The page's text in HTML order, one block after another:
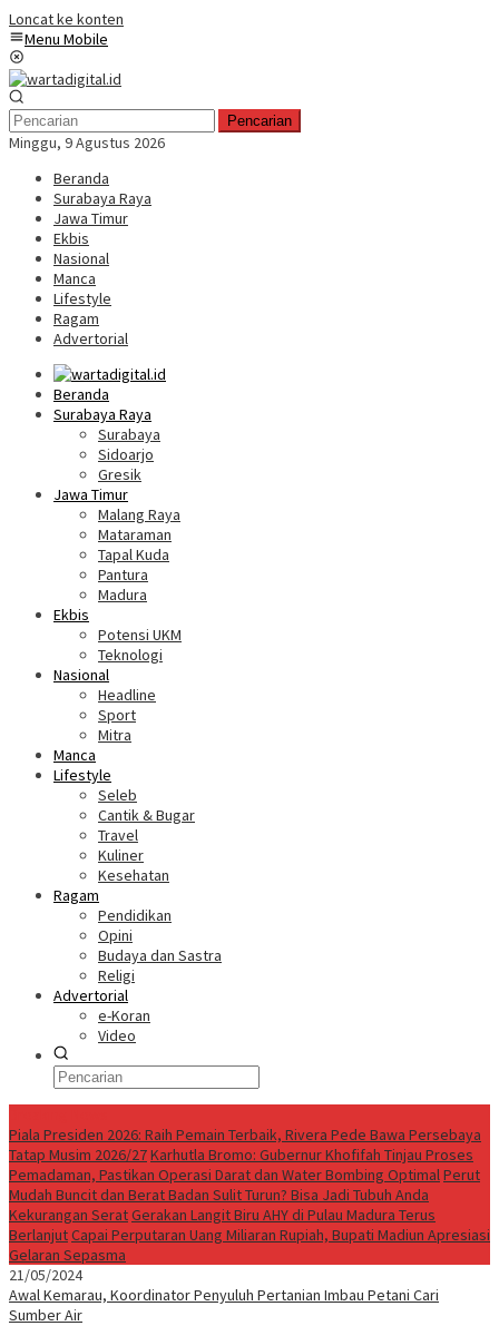
Loncat ke konten
Menu Mobile
Pencarian
Minggu, 9 Agustus 2026
Beranda
Surabaya Raya
Jawa Timur
Ekbis
Nasional
Manca
Lifestyle
Ragam
Advertorial
Beranda
Surabaya Raya
Surabaya
Sidoarjo
Gresik
Jawa Timur
Malang Raya
Mataraman
Tapal Kuda
Pantura
Madura
Ekbis
Potensi UKM
Teknologi
Nasional
Headline
Sport
Mitra
Manca
Lifestyle
Seleb
Cantik & Bugar
Travel
Kuliner
Kesehatan
Ragam
Pendidikan
Opini
Budaya dan Sastra
Religi
Advertorial
e-Koran
Video
Piala Presiden 2026: Raih Pemain Terbaik, Rivera Pede Bawa Persebaya
Tatap Musim 2026/27Karhutla Bromo: Gubernur Khofifah Tinjau Proses
Pemadaman, Pastikan Operasi Darat dan Water Bombing OptimalPerut
Mudah Buncit dan Berat Badan Sulit Turun? Bisa Jadi Tubuh Anda
Kekurangan SeratGerakan Langit Biru AHY di Pulau Madura Terus
BerlanjutCapai Perputaran Uang Miliaran Rupiah, Bupati Madiun Apresiasi
Gelaran Sepasma
21/05/2024
Awal Kemarau, Koordinator Penyuluh Pertanian Imbau Petani Cari
Sumber Air